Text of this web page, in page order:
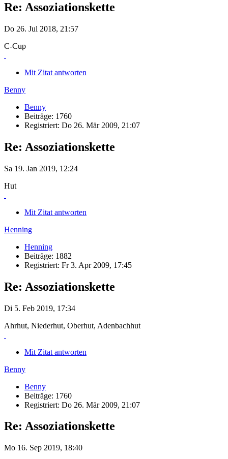
Re: Assoziationskette
Do 26. Jul 2018, 21:57
C-Cup
Mit Zitat antworten
Benny
Benny
Beiträge: 1760
Registriert: Do 26. Mär 2009, 21:07
Re: Assoziationskette
Sa 19. Jan 2019, 12:24
Hut
Mit Zitat antworten
Henning
Henning
Beiträge: 1882
Registriert: Fr 3. Apr 2009, 17:45
Re: Assoziationskette
Di 5. Feb 2019, 17:34
Ahrhut, Niederhut, Oberhut, Adenbachhut
Mit Zitat antworten
Benny
Benny
Beiträge: 1760
Registriert: Do 26. Mär 2009, 21:07
Re: Assoziationskette
Mo 16. Sep 2019, 18:40